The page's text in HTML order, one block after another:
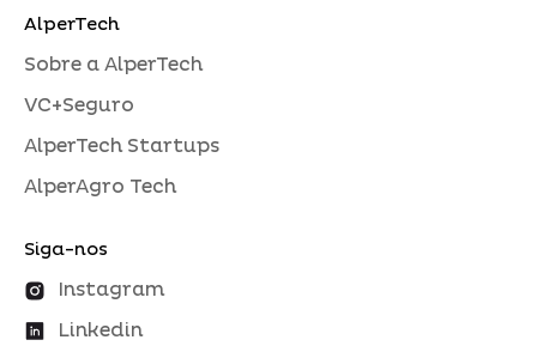
AlperTech
Sobre a AlperTech
VC+Seguro
AlperTech Startups
AlperAgro Tech
Siga-nos
Instagram
Linkedin